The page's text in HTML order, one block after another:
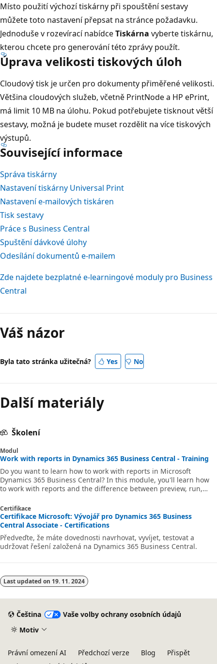
Místo použití výchozí tiskárny při spouštění sestavy
můžete toto nastavení přepsat na stránce požadavku.
Jednoduše v rozevírací nabídceTiskárna vyberte tiskárnu,
kterou chcete pro generování této zprávy použít.
Úprava velikosti tiskových úloh
Cloudový tisk je určen pro dokumenty přiměřené velikosti.
Většina cloudových služeb, včetně PrintNode a HP ePrint,
má limit 10 MB na úlohu. Pokud potřebujete tisknout větší
sestavy, možná je budete muset rozdělit na více tiskových
výstupů.
Související informace
Správa tiskárny
Nastavení tiskárny Universal Print
Nastavení e-mailových tiskáren
Tisk sestavy
Práce s Business Central
Spuštění dávkové úlohy
Odesílání dokumentů e-mailem
Zde najdete bezplatné e-learningové moduly pro Business
Central
Váš názor
Byla tato stránka užitečná? Yes No
Další materiály
Školení
Modul
Work with reports in Dynamics 365 Business Central - Training
Do you want to learn how to work with reports in Microsoft
Dynamics 365 Business Central? In this module, you'll learn how
to work with reports and the difference between preview, run,
Certifikace
Certifikace Microsoft: Vývojář pro Dynamics 365 Business
Central Associate - Certifications
Předveďte, že máte dovednosti navrhovat, vyvíjet, testovat a
udržovat řešení založená na Dynamics 365 Business Central.
Last updated on 19. 11. 2024
Čeština
Vaše volby ochrany osobních údajů
Motiv
Právní omezení AI Předchozí verze Blog
Přispět